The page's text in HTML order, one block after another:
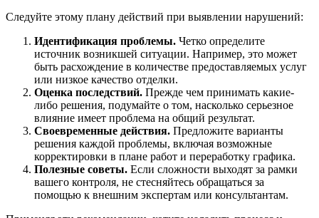
Следуйте этому плану действий при выявлении нарушений:
Идентификация проблемы. Четко определите
источник возникшей ситуации. Например, это может
быть расхождение в количестве предоставляемых услуг
или низкое качество отделки.
Оценка последствий. Прежде чем принимать какие-
либо решения, подумайте о том, насколько серьезное
влияние имеет проблема на общий результат.
Своевременные действия. Предложите варианты
решения каждой проблемы, включая возможные
корректировки в плане работ и переработку графика.
Полезные советы. Если сложности выходят за рамки
вашего контроля, не стесняйтесь обращаться за
помощью к внешним экспертам или консультантам.